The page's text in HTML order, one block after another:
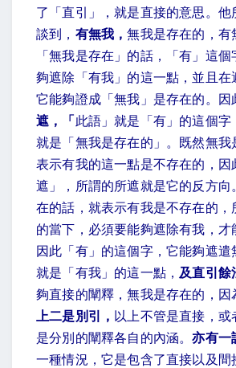
了「直引」，就是直接的意思。他
談到， 有無我，無我是存在的，有
「無我是存在」的話，「有」這
夠遮除「有我」的這一點，並且在
它能夠證成「無我」是存在的。因
遮，「 此語」就是「有」的這個字
就是「無我是存在的」。既然無我
表示有我的這一點是不存在的，因
遮」，所謂的所遮就是它的反方向
在的話，就表示有我是不存在的，
的當下，必須要能夠遮除有我，才
因此「有」的這個字，它能夠遮遣
就是「有我」的這一點， 及直引餘
夠直接的闡釋，無我是存在的，因
上二是別引， 以上不管是直接，
是分別的闡釋各自的內涵。亦有一
一種情況，它是包含了直接以及間